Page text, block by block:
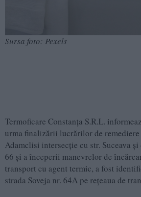
Sursa foto: Pexels
Termoficare Constanța S.R.L.
urma finalizării lucrărilor de remediere
Adamclisi intersecție cu str. Suceava și
66 și a începerii manevrelor de
transport cu agent termic, a fost
strada Soveja nr. 64A pe rețeaua de